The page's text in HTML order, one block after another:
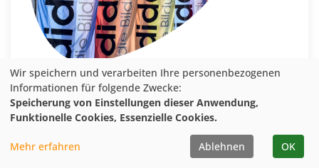
Wir speichern und verarbeiten Ihre personenbezogenen
Informationen für folgende Zwecke:
Speicherung von Einstellungen dieser Anwendung,
Funktionelle Cookies, Essenzielle Cookies.
Mehr erfahren Ablehnen OK